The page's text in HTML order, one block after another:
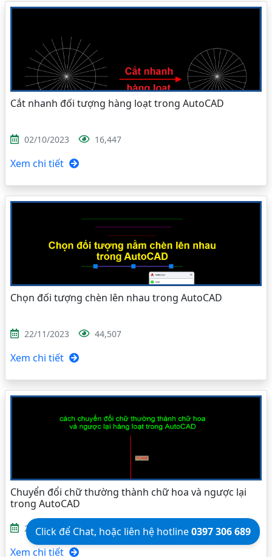
Cắt nhanh đối tượng hàng loạt trong AutoCAD
02/10/2023 16,447
Xem chi tiết
Chọn đối tượng chèn lên nhau trong AutoCAD
22/11/2023 44,507
Xem chi tiết
Chuyển đổi chữ thường thành chữ hoa và ngược lại
trong AutoCAD
27/09/2023 20,338
Xem chi tiết
Click để Chat, hoặc liên hệ hotline0397 306 689